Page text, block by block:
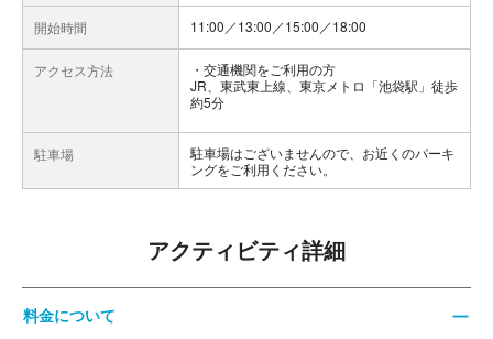
開始時間 11:00／13:00／15:00／18:00
アクセス方法
交通機関をご利用の方
JR、東武東上線、東京メトロ「池袋駅」徒歩
約5分
駐車場
駐車場はございませんので、お近くのパーキ
ングをご利用ください。
アクティビティ詳細
料金について